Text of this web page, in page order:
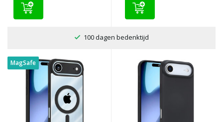
100 dagen bedenktijd
MagSafe